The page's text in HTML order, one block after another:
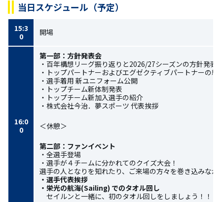
当日スケジュール（予定）
15:3
0
開場
16:0
0
第一部：方針発表会
・百年構想リーグ振り返りと2026/27シーズンの方針発表
・トップパートナーおよびエグゼクティブパートナーの紹
・選手着用 新ユニフォーム公開
・トップチーム新体制発表
・トップチーム新加入選手の紹介
・株式会社今治．夢スポーツ 代表挨拶
＜休憩＞
第二部：ファンイベント
・全選手登場
・選手が４チームに分かれてのクイズ大会！
選手の人となりを知れたり、ご来場の方々を巻き込みな
・選手代表挨拶
・栄光の航海(Sailing) でのタオル回し
セイルンと一緒に、初のタオル回しをしましょう！！